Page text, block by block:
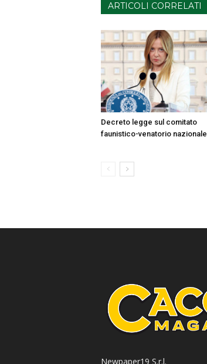
ARTICOLI CORRELATI
Decreto legge sul comitato
faunistico-venatorio nazionale
Newpaper19 S.r.l.